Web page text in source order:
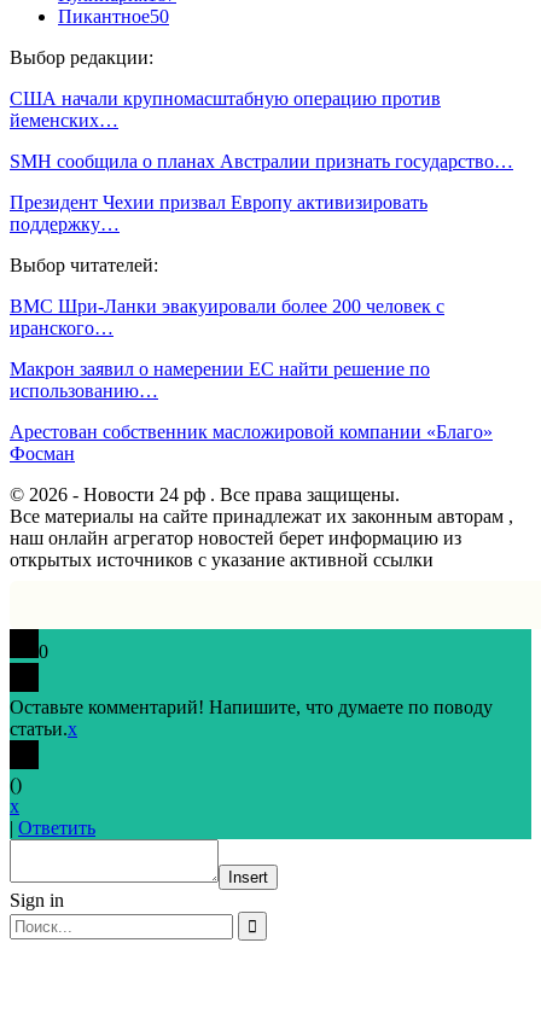
Пикантное50
Выбор редакции:
США начали крупномасштабную операцию против
йеменских…
SMH сообщила о планах Австралии признать государство…
Президент Чехии призвал Европу активизировать
поддержку…
Выбор читателей:
ВМС Шри-Ланки эвакуировали более 200 человек с
иранского…
Макрон заявил о намерении ЕС найти решение по
использованию…
Арестован собственник масложировой компании «Благо»
Фосман
© 2026 - Новости 24 рф . Все права защищены.
Все материалы на сайте принадлежат их законным авторам ,
наш онлайн агрегатор новостей берет информацию из
открытых источников с указание активной ссылки
0
Оставьте комментарий! Напишите, что думаете по поводу
статьи.x
()
x
| Ответить
Insert
Sign in